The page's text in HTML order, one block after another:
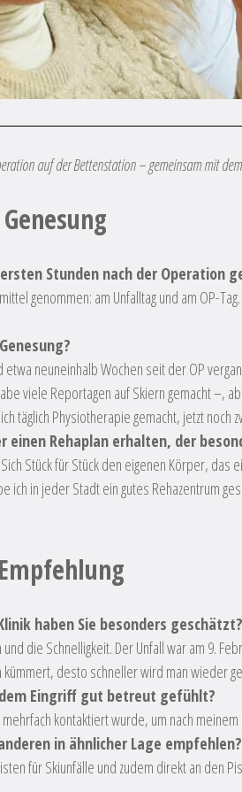
auf der Bettenstation – gemeinsam mit
Stunden nach der Operation
genommen: am Unfalltag und am OP-
neuneinhalb Wochen seit der OP
viele Reportagen auf Skiern gemacht –,
täglich Physiotherapie gemacht, jetzt noch
einen Rehaplan erhalten, der
Stück für Stück den eigenen Körper,
ich in jeder Stadt ein gutes Rehazentrum
haben Sie besonders geschätzt?
die Schnelligkeit. Der Unfall war am 9.
kümmert, desto schneller wird man wieder
dem Eingriff gut betreut gefühlt?
kontaktiert wurde, um nach
in ähnlicher Lage
für Skiunfälle und zudem direkt an den